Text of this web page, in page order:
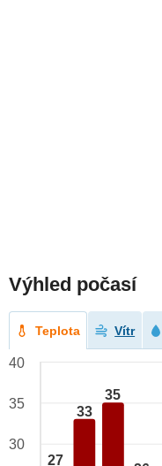
Výhled počasí
Teplota Vítr
27
33
35
40
35
30